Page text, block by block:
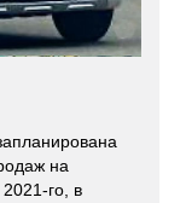
на
го, в